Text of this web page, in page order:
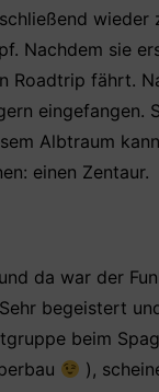
Nachdem sie
Roadtrip fährt.
eingefangen.
Albtraum
einen Zentaur.
da war der
begeistert
beim
),